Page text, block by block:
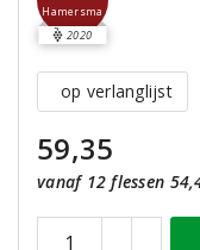
Hamersma
2020
op verlanglijst
59,35
vanaf 12 flessen